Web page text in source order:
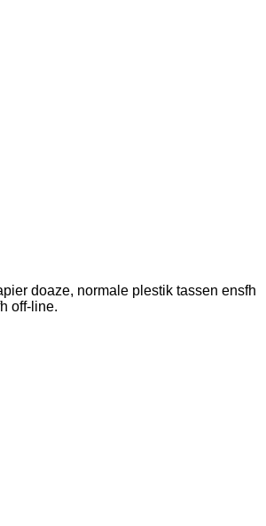
doaze, normale plestik tassen ensfh
off-line.